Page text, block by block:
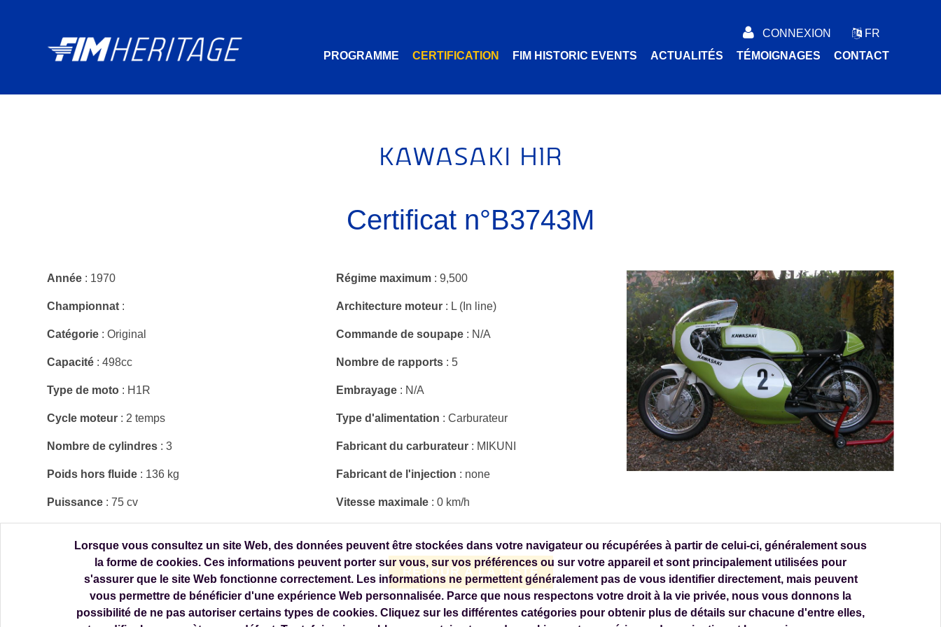
FR
CONNEXION
PROGRAMME
CERTIFICATION FIM HISTORIC EVENTS ACTUALITÉS TÉMOIGNAGES CONTACT
KAWASAKI H1R
Certificat n°B3743M
Année : 1970
Championnat :
Catégorie : Original
Capacité : 498cc
Type de moto : H1R
Cycle moteur : 2 temps
Nombre de cylindres : 3
Poids hors fluide : 136 kg
Puissance : 75 cv
Régime maximum : 9,500
Architecture moteur : L (In line)
Commande de soupape : N/A
Nombre de rapports : 5
Embrayage : N/A
Type d'alimentation : Carburateur
Fabricant du carburateur : MIKUNI
Fabricant de l'injection : none
Vitesse maximale : 0 km/h
RETOUR À LA LISTE
Lorsque vous consultez un site Web, des données peuvent être stockées dans votre navigateur ou récupérées à partir de celui-ci, généralement sous
la forme de cookies. Ces informations peuvent porter sur vous, sur vos préférences ou sur votre appareil et sont principalement utilisées pour
s'assurer que le site Web fonctionne correctement. Les informations ne permettent généralement pas de vous identifier directement, mais peuvent
vous permettre de bénéficier d'une expérience Web personnalisée. Parce que nous respectons votre droit à la vie privée, nous vous donnons la
possibilité de ne pas autoriser certains types de cookies. Cliquez sur les différentes catégories pour obtenir plus de détails sur chacune d'entre elles,